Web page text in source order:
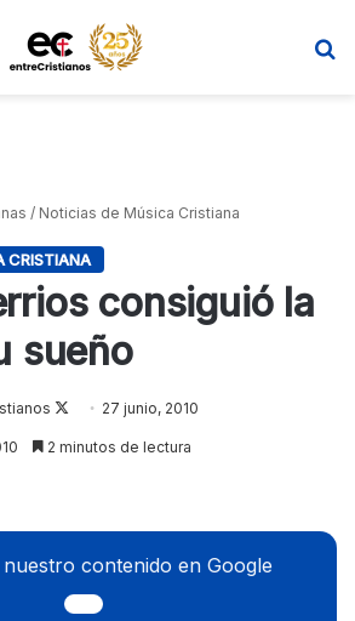
/ Noticias de Música Cristiana
CRISTIANA
consiguió la
sueño
Follow
on
27 junio, 2010
2 minutos de lectura
contenido en Google